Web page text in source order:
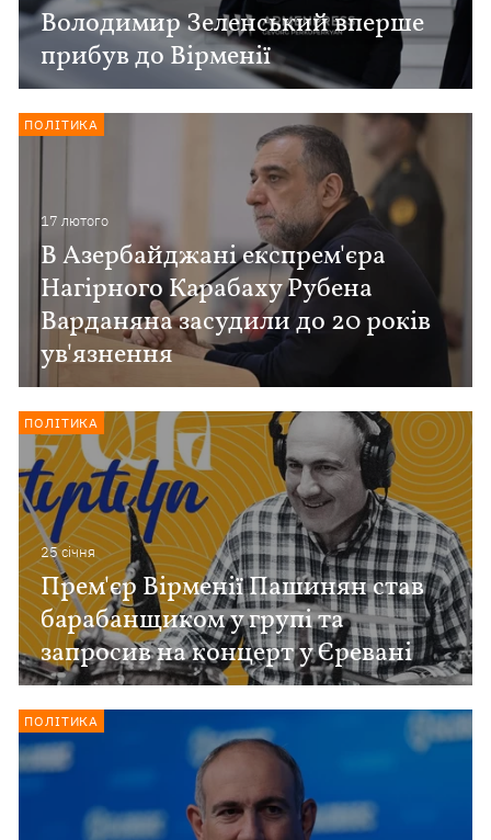
Володимир Зеленський вперше
прибув до Вірменії
17 лютого
В Азербайджані експрем'єра
Нагірного Карабаху Рубена
Варданяна засудили до 20 років
ув'язнення
ПОЛІТИКА
25 сiчня
Прем'єр Вірменії Пашинян став
барабанщиком у групі та
запросив на концерт у Єревані
ПОЛІТИКА
ПОЛІТИКА